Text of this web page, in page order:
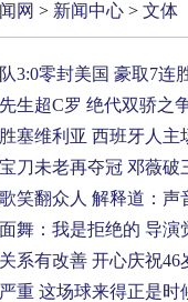
网 > 新闻中心 > 文体
3:0零封美国 豪取7连
生超C罗 绝代双骄之
塞维利亚 西班牙人主
刀未老再夺冠 邓薇破
笑翻众人 解释道：声
舞：我是拒绝的 导演
系有改善 开心庆祝46
重 这场球来得正是时